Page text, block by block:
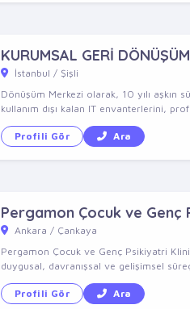
KURUMSAL GERİ DÖNÜŞÜM
İstanbul / Şişli
Dönüşüm Merkezi olarak, 10 yılı aşkın
kullanım dışı kalan IT envanterlerini,
Profili Gör Ara
Pergamon Çocuk ve Genç
Ankara / Çankaya
Pergamon Çocuk ve Genç Psikiyatri
duygusal, davranışsal ve gelişimsel
Profili Gör Ara